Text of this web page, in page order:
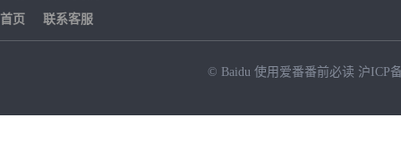
首页 联系客服
© Baidu 使用爱番番前必读 沪ICP